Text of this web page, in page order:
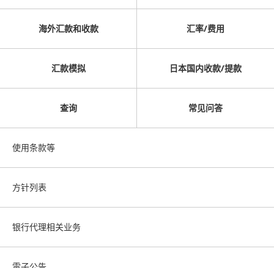
海外汇款和收款 汇率/费用
汇款模拟 日本国内收款/提款
查询 常见问答
使用条款等
方针列表
银行代理相关业务